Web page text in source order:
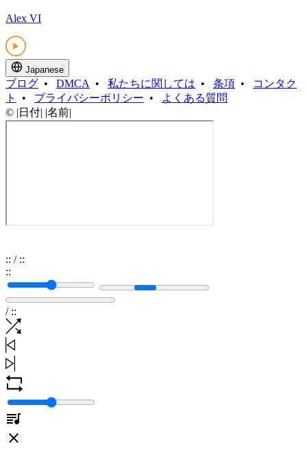
Alex VI
Japanese
ブログ • DMCA • 私たちに関しては • 条項 •
コンタク
ト
• プライバシーポリシー •
よくある質問
© |日付| |名前|
:: / ::
::
/ ::